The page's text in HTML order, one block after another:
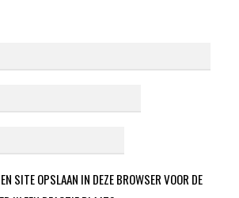
SITE OPSLAAN IN DEZE BROWSER VOOR DE